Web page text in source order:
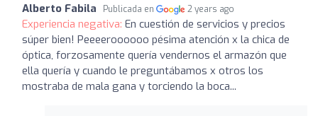
Alberto Fabila Publicada en 2 years ago
Experiencia negativa: En cuestión de servicios y precios
súper bien! Peeeeroooooo pésima atención x la chica de
óptica, forzosamente quería vendernos el armazón que
ella quería y cuando le preguntábamos x otros los
mostraba de mala gana y torciendo la boca...